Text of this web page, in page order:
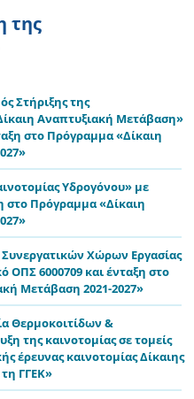
της
Στήριξης της
Αναπτυξιακή Μετάβαση»
στο Πρόγραμμα «Δίκαιη
Υδρογόνου» με
στο Πρόγραμμα «Δίκαιη
Χώρων Εργασίας
ΟΠΣ 6000709 και ένταξη στο
Μετάβαση 2021-2027»
Θερμοκοιτίδων &
της καινοτομίας σε τομείς
έρευνας καινοτομίας Δίκαιης
ΓΓΕΚ»